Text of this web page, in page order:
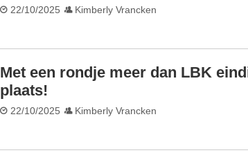
22/10/2025 Kimberly Vrancken
Met een rondje meer dan LBK
plaats!
22/10/2025 Kimberly Vrancken